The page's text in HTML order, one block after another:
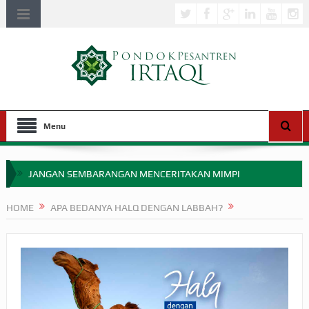
Menu
JANGAN SEMBARANGAN MENCERITAKAN MIMPI
APA HUKUM MEMPERCEPAT PEMBAYARAN ZAKAT
SEBELUM TIBA SAAT WAJIB?
HAKIKAT NIKMAT DI DUNIA!
HOME APA BEDANYA HALQ DENGAN LABBAH?